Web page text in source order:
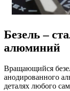
Безель –
алюминий
Вращающийся
анодированного
деталях любого